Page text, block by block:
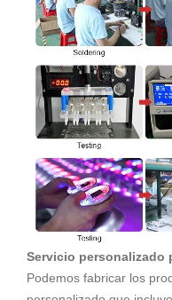
Servicio personalizado
Podemos fabricar los